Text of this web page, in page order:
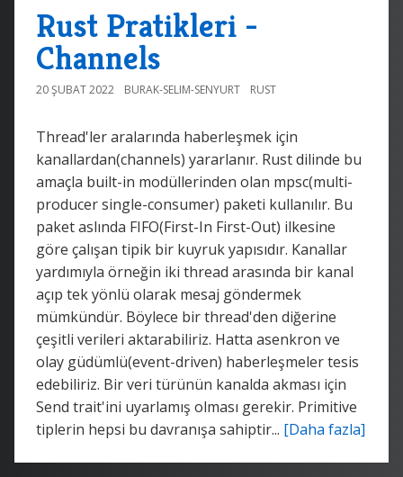
Rust Pratikleri -
Channels
20 ŞUBAT 2022 BURAK-SELIM-SENYURT RUST
Thread'ler aralarında haberleşmek için
kanallardan(channels) yararlanır. Rust dilinde bu
amaçla built-in modüllerinden olan mpsc(multi-
producer single-consumer) paketi kullanılır. Bu
paket aslında FIFO(First-In First-Out) ilkesine
göre çalışan tipik bir kuyruk yapısıdır. Kanallar
yardımıyla örneğin iki thread arasında bir kanal
açıp tek yönlü olarak mesaj göndermek
mümkündür. Böylece bir thread'den diğerine
çeşitli verileri aktarabiliriz. Hatta asenkron ve
olay güdümlü(event-driven) haberleşmeler tesis
edebiliriz. Bir veri türünün kanalda akması için
Send trait'ini uyarlamış olması gerekir. Primitive
tiplerin hepsi bu davranışa sahiptir... [Daha fazla]